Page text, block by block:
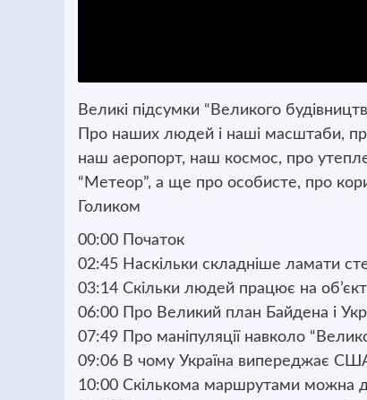
Великі підсумки “Великого
Про наших людей і наші масштаби,
наш аеропорт, наш космос, про
“Метеор”, а ще про особисте, про
Голиком
00:00 Початок
02:45 Наскільки складніше ламати
03:14 Скільки людей працює на
06:00 Про Великий план Байдена і
07:49 Про маніпуляції навколо
09:06 В чому Україна випереджає
10:00 Скількома маршрутами можна